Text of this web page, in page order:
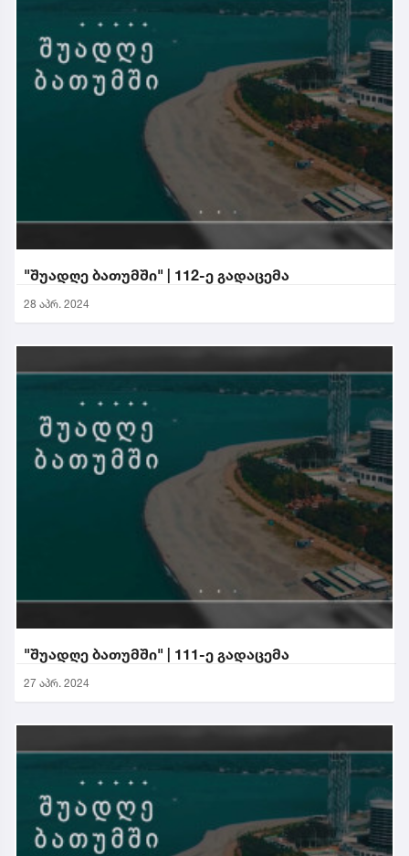
"შუადღე ბათუმში" | 112-ე გადაცემა
28 აპრ. 2024
"შუადღე ბათუმში" | 111-ე გადაცემა
27 აპრ. 2024